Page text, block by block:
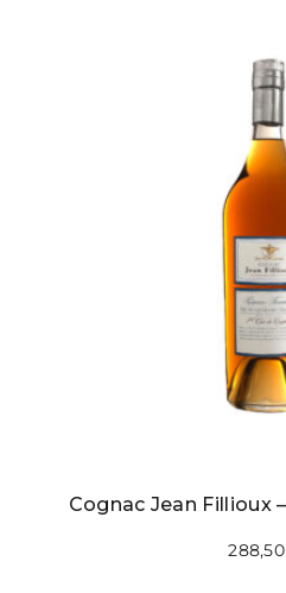
Cognac Jean Fillioux